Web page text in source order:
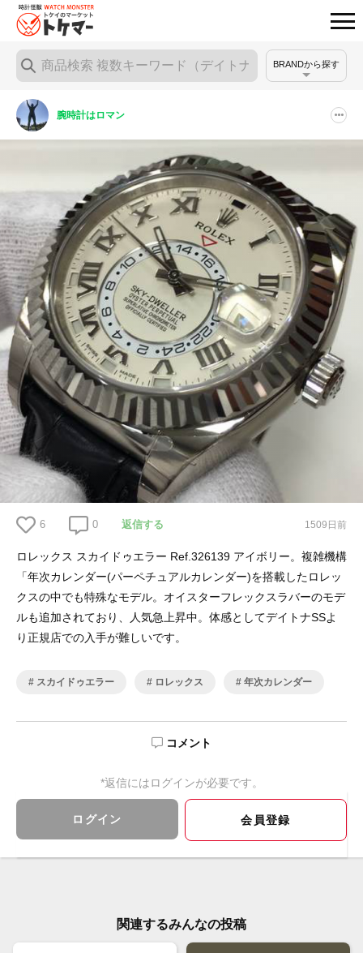
BRANDから探す
腕時計はロマン
6 0 返信する 1509日前
ロレックス スカイドゥエラー Ref.326139 アイボリー。複雑機構
「年次カレンダー(パーペチュアルカレンダー)を搭載したロレッ
クスの中でも特殊なモデル。オイスターフレックスラバーのモデ
ルも追加されており、人気急上昇中。体感としてデイトナSSよ
り正規店での入手が難しいです。
スカイドゥエラー ロレックス 年次カレンダー
コメント
*返信にはログインが必要です。
ログイン 会員登録
関連するみんなの投稿